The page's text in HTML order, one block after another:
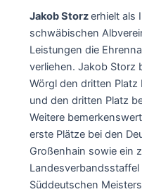
Jakob Storzerhielt als
schwäbischen
Leistungen die
verliehen. Jakob Storz
Wörgl den dritten
und den dritten Platz
Weitere
erste Plätze bei den
Großenhain sowie ein
Landesverbandsstaffel
Süddeutschen